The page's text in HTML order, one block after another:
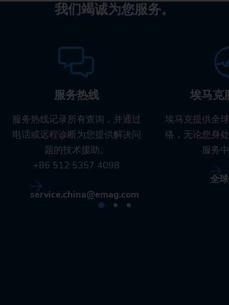
我们竭诚为您服务。
服务热线
服务热线记录所有查询，并通过
电话或远程诊断为您提供解决问
题的技术援助。
+86 512 5357 4098
service.china@emag.com
埃马克
埃马克提供全
络，无论您身
服务
全